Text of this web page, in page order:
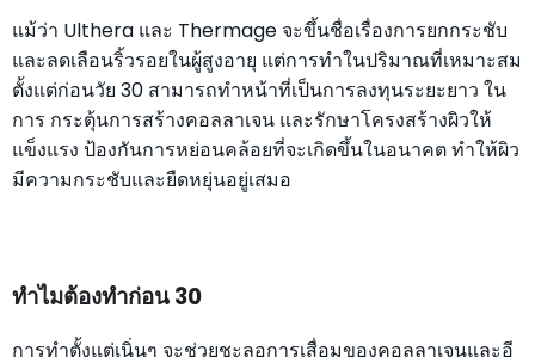
แม้ว่า Ulthera และ Thermage จะขึ้นชื่อเรื่องการยกกระชับ
และลดเลือนริ้วรอยในผู้สูงอายุ แต่การทำในปริมาณที่เหมาะสม
ตั้งแต่ก่อนวัย 30 สามารถทำหน้าที่เป็นการลงทุนระยะยาว ใน
การ กระตุ้นการสร้างคอลลาเจน และรักษาโครงสร้างผิวให้
แข็งแรง ป้องกันการหย่อนคล้อยที่จะเกิดขึ้นในอนาคต ทำให้ผิว
มีความกระชับและยืดหยุ่นอยู่เสมอ
ทำไมต้องทำก่อน 30
การทำตั้งแต่เนิ่นๆ จะช่วยชะลอการเสื่อมของคอลลาเจนและอี